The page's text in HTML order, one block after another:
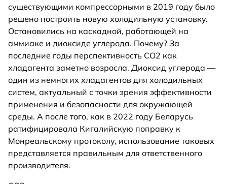
существующими компрессорными в 2019 году было
решено построить новую холодильную установку.
Остановились на каскадной, работающей на
аммиаке и диоксиде углерода. Почему? За
последние годы перспективность СО2 как
хладагента заметно возросла. Диоксид углерода —
один из немногих хладагентов для холодильных
систем, актуальный с точки зрения эффективности
применения и безопасности для окружающей
среды. А после того, как в 2022 году Беларусь
ратифицировала Кигалийскую поправку к
Монреальскому протоколу, использование таковых
представляется правильным для ответственного
производителя.